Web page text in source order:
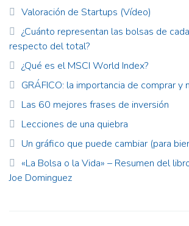
Valoración de Startups (Vídeo)
¿Cuánto representan las bolsas de
respecto del total?
¿Qué es el MSCI World Index?
GRÁFICO: la importancia de comprar y
Las 60 mejores frases de inversión
Lecciones de una quiebra
Un gráfico que puede cambiar (para
«La Bolsa o la Vida» – Resumen del
Joe Dominguez